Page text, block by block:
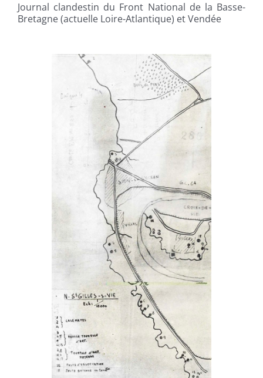
Journal clandestin du Front National de la Basse-
Bretagne (actuelle Loire-Atlantique) et Vendée